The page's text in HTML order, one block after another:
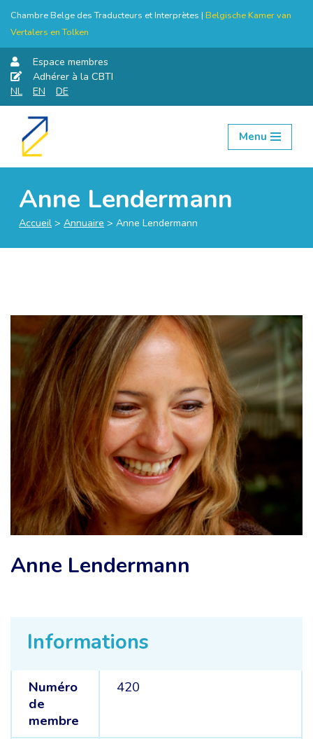
Chambre Belge des Traducteurs et Interprètes | Belgische Kamer van
Vertalers en Tolken
Espace membres
Adhérer à la CBTI
NL
EN DE
Aller
Menu
Anne Lendermann
Accueil > Annuaire > Anne Lendermann
Informations
Numéro
de
membre
420
Anne Lendermann